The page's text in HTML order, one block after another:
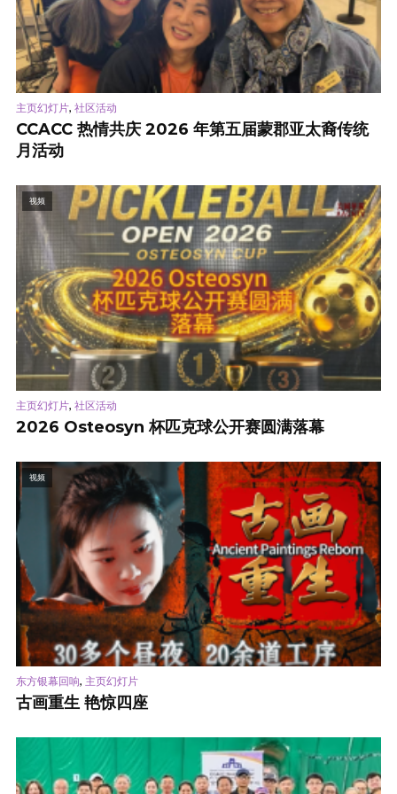
主页幻灯片, 社区活动
CCACC 热情共庆 2026 年第五届蒙郡亚太裔传统
月活动
视频
主页幻灯片, 社区活动
2026 Osteosyn 杯匹克球公开赛圆满落幕
视频
东方银幕回响, 主页幻灯片
古画重生 艳惊四座